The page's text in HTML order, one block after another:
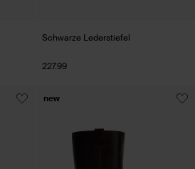
Schwarze Lederstiefel
227.99
new